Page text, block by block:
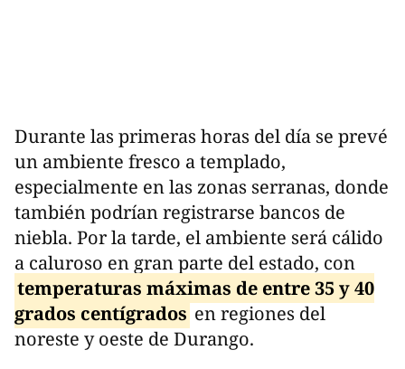
Durante las primeras horas del día se prevé
un ambiente fresco a templado,
especialmente en las zonas serranas, donde
también podrían registrarse bancos de
niebla. Por la tarde, el ambiente será cálido
a caluroso en gran parte del estado, con
temperaturas máximas de entre 35 y 40
grados centígrados en regiones del
noreste y oeste de Durango.